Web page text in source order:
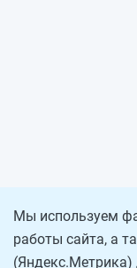
Мы используем
работы сайта, а
(Яндекс.Метрика)